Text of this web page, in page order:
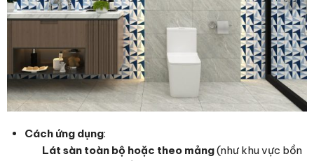
Cách ứng dụng:
Lát sàn toàn bộ hoặc theo mảng(như khu vực bồn